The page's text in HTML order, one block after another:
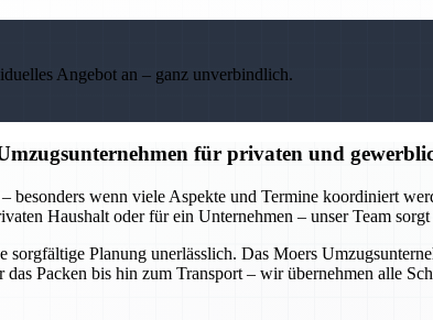
Angebot an – ganz unverbindlich.
für privaten und
wenn viele Aspekte und Termine koordiniert
Haushalt oder für ein Unternehmen – unser Team
Planung unerlässlich. Das Moers
Packen bis hin zum Transport – wir übernehmen alle